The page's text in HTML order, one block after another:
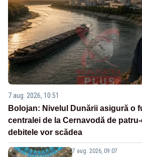
7 aug. 2026, 10:51
Bolojan: Nivelul Dunării asigură o
centralei de la Cernavodă de
debitele vor scădea
7 aug. 2026, 09:07